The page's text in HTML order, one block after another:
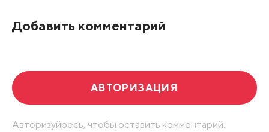
Добавить комментарий
АВТОРИЗАЦИЯ
Авторизуйресь, чтобы оставить комментарий.